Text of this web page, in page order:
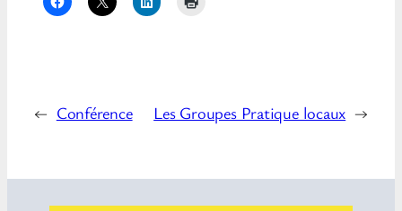
← Conférence Les Groupes Pratique locaux →